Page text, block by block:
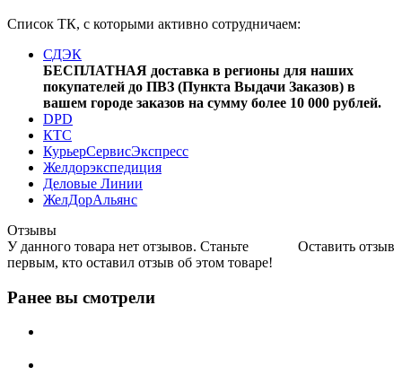
Список ТК, с которыми активно сотрудничаем:
СДЭК
БЕСПЛАТНАЯ доставка в регионы для наших
покупателей до ПВЗ (Пункта Выдачи Заказов) в
вашем городе заказов на сумму более 10 000 рублей.
DPD
КТС
КурьерСервисЭкспресс
Желдорэкспедиция
Деловые Линии
ЖелДорАльянс
Отзывы
Оставить отзыв
У данного товара нет отзывов. Станьте
первым, кто оставил отзыв об этом товаре!
Ранее вы смотрели